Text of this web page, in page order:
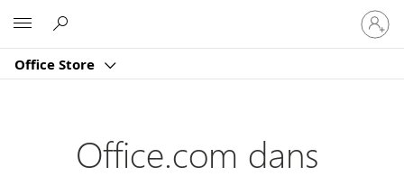
Office Store
vous
à
compte
Office.com dans